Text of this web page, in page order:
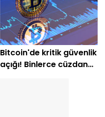
Bitcoin'de kritik güvenlik
açığı! Binlerce cüzdan